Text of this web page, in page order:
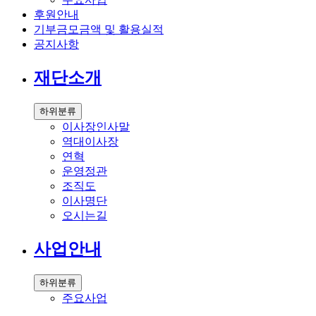
후원안내
기부금모금액 및 활용실적
공지사항
재단소개
하위분류
이사장인사말
역대이사장
연혁
운영정관
조직도
이사명단
오시는길
사업안내
하위분류
주요사업